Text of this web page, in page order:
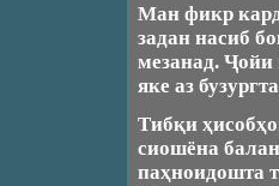
Ман фикр
задан насиб
мезанад. Ҷойи
яке аз
Тибқи
сиошёна
паҳноидошта